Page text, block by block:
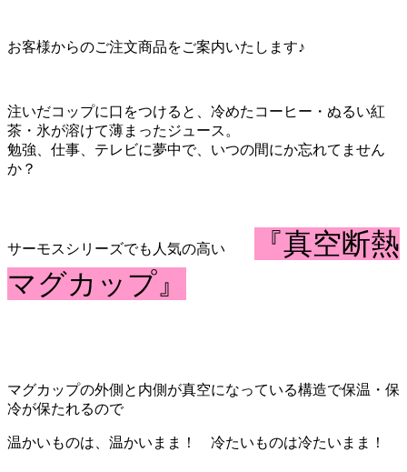
お客様からのご注文商品をご案内いたします♪
注いだコップに口をつけると、冷めたコーヒー・ぬるい紅
茶・氷が溶けて薄まったジュース。
勉強、仕事、テレビに夢中で、いつの間にか忘れてません
か？
サーモスシリーズでも人気の高い
『真空断熱
マグカップ』
マグカップの外側と内側が真空になっている構造で保温・保
冷が保たれるので
温かいものは、温かいまま！ 冷たいものは冷たいまま！